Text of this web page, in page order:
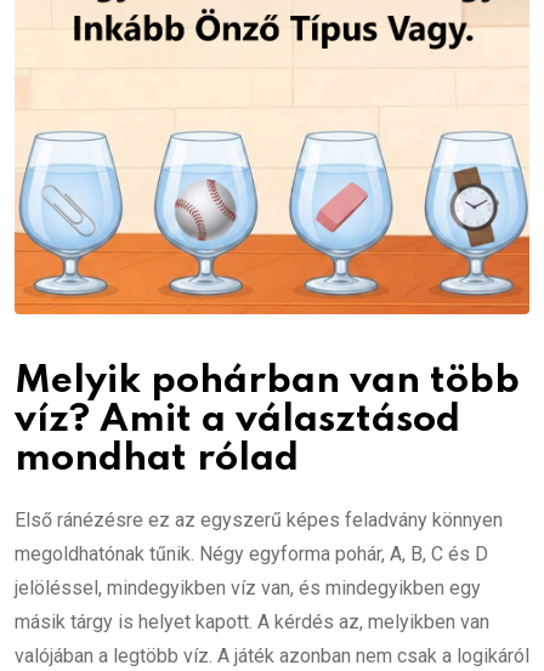
Melyik pohárban van több
víz? Amit a választásod
mondhat rólad
Első ránézésre ez az egyszerű képes feladvány könnyen
megoldhatónak tűnik. Négy egyforma pohár, A, B, C és D
jelöléssel, mindegyikben víz van, és mindegyikben egy
másik tárgy is helyet kapott. A kérdés az, melyikben van
valójában a legtöbb víz. A játék azonban nem csak a logikáról